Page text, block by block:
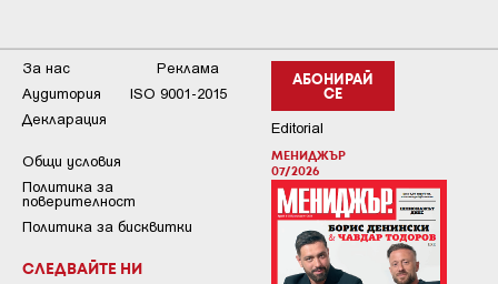
АБОНИРАЙ
СЕ
Editorial
МЕНИДЖЪР
07/2026
За нас
Реклама
Аудитория
ISO 9001-2015
Декларация
Общи условия
Пoлитикa зa
пoвepитeлнocт
Политика за бисквитки
СЛЕДВАЙТЕ НИ